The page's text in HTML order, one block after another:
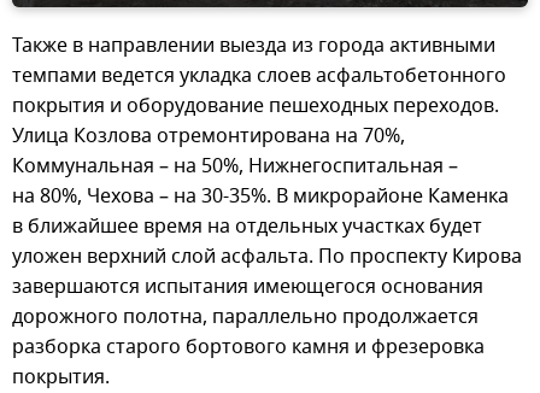
Также в направлении выезда из города активными
темпами ведется укладка слоев асфальтобетонного
покрытия и оборудование пешеходных переходов.
Улица Козлова отремонтирована на 70%,
Коммунальная – на 50%, Нижнегоспитальная –
на 80%, Чехова – на 30-35%. В микрорайоне Каменка
в ближайшее время на отдельных участках будет
уложен верхний слой асфальта. По проспекту Кирова
завершаются испытания имеющегося основания
дорожного полотна, параллельно продолжается
разборка старого бортового камня и фрезеровка
покрытия.